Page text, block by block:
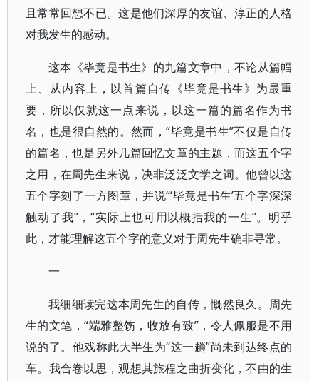
且常常回想不已。这是他们深厚的友谊、淳正的人格
对我发生的感动。
这本《毕竟是书生》的九篇文章中，不论从篇幅
上、从内容上，以首篇自传《毕竟是书生》为最重
要，所以仅就这一点来说，以这一篇的篇名作为书
名，也是很自然的。然而，“毕竟是书生”不仅是自传
的篇名，也是另外几篇回忆文章的主题，而这五个字
之用，在周先生来说，决非泛泛文学之词。他曾以这
五个字刻了一方图章，并说“‘毕竟是书生’五个字深深
触动了我”，“实际上也可用以概括我的一生”。明乎
此，才能理解这五个字的意义对于周先生确非寻常。
一
我细细读完这本周先生的自传，慨然良久。周先
生的文笔，“端雅整饬，收放有致”，令人佩服是不用
说的了。他戏称此大半生为“这一趟”尚未到达终点的
车。我合卷以思，观想其旅程之曲折变化，不由的生